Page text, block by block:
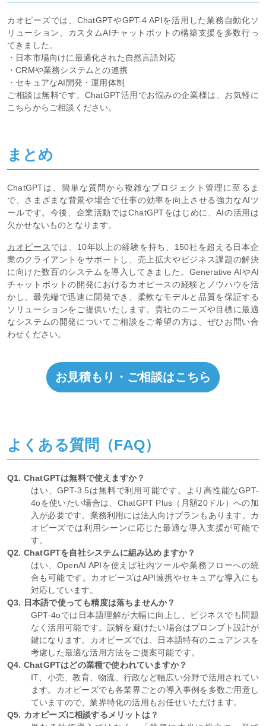
カオピーズでは、ChatGPTやGPT-4 APIを活用した業務自動化ソ
リューション、カスタムAIチャットボットの構築支援を多数行っ
てきました。
・日本市場向けに最適化された自然言語対応
・CRMや業務システムとの連携
・セキュアなAI開発・運用体制
ご相談は無料です。ChatGPT活用でお悩みの企業様は、お気軽に
こちらからご相談ください。
まとめ
ChatGPTは、簡単な質問から複雑なプロジェクト管理に至るま
で、さまざまな背景や場合で仕事の効率を向上させる強力なAIツ
ールです。今後、企業活動ではChatGPTをはじめに、AIの活用は
欠かせないものとなります。
カオピース では、10年以上の経験を持ち、150社を超える日本企
業のクライアントをサポートし、売上拡大やビジネス課題の解決
に向けた数百のシステムを導入してきました。Generative AIやAI
チャットボットの開発におけるカオピースの経験とノウハウを活
かし、最先端で迅速に開発でき、柔軟なモデルと品質を保証する
ソリューションをご提供いたします。貴社のニーズや目標に最適
なシステムの開発についてご相談をご希望の方は、ぜひお問い合
わせください。
お見積もり・ご相談はこちら
よくある質問（FAQ）
Q1. ChatGPTは無料で使えますか？
はい、GPT-3.5は無料で利用可能です。より高性能なGPT-
4oを使いたい場合は、ChatGPT Plus（月額20ドル）への加
入が必要です。業務利用には法人向けプランもあります。カ
オピーズでは利用シーンに応じた最適な導入支援が可能で
す。
Q2. ChatGPTを自社システムに組み込めますか？
はい、OpenAI APIを使えば社内ツールや業務フローへの統
合も可能です。カオピーズはAPI連携やセキュアな導入にも
対応しています。
Q3. 日本語で使っても精度は落ちませんか？
GPT-4oでは日本語理解が大幅に向上し、ビジネスでも問題
なく活用可能です。誤解を避けたい場合はプロンプト設計が
鍵になります。カオピーズでは、日本語特有のニュアンスを
考慮した最適な活用方法をご提案可能です。
Q4. ChatGPTはどの業種で使われていますか？
IT、小売、教育、物流、行政など幅広い分野で活用されてい
ます。カオピーズでも各業界ごとの導入事例を多数ご用意し
ていますので、業界特化の活用もお任せいただけます。
Q5. カオピーズに相談するメリットは？